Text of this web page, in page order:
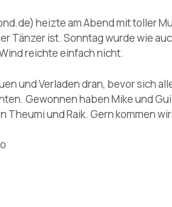
heizte am Abend mit toller
Tänzer ist. Sonntag wurde wie
reichte einfach nicht.
und Verladen dran, bevor sich
Gewonnen haben Mike und
und Raik. Gern kommen